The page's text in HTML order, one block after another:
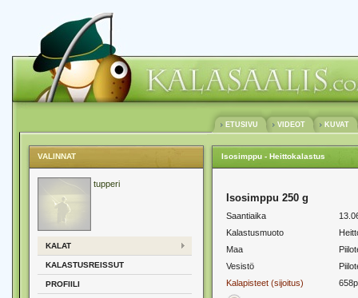
ETUSIVU VIDEOT KUVAT
VALINNAT
tupperi
KALAT
KALASTUSREISSUT
PROFIILI
Isosimppu - Heittokalastus
Isosimppu 250 g
Saantiaika
Kalastusmuoto
Maa
Vesistö
Kalapisteet (sijoitus)